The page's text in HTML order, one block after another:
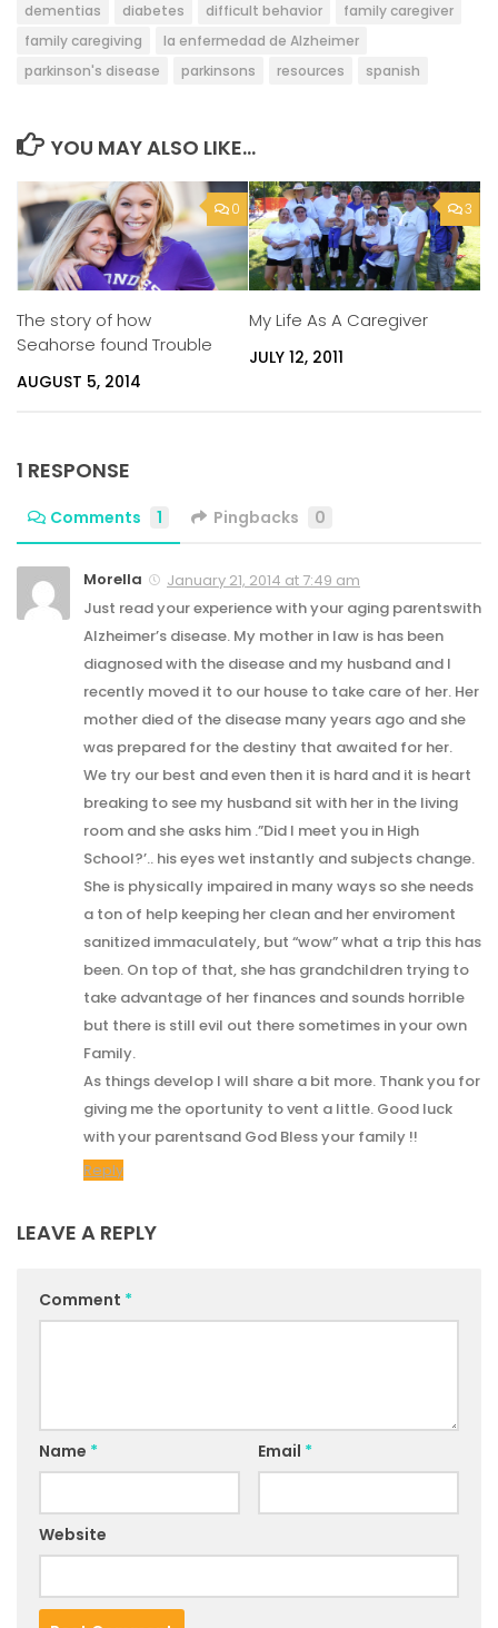
dementias
diabetes difficult behavior
family caregiver
family caregiving
la enfermedad de Alzheimer
parkinson's disease
parkinsons resources spanish
YOU MAY ALSO LIKE...
0
The story of how
Seahorse found Trouble
AUGUST 5, 2014
3
My Life As A Caregiver
JULY 12, 2011
1 RESPONSE
Comments 1 Pingbacks 0
Morella
January 21, 2014 at 7:49 am
Just read your experience with your aging parentswith
Alzheimer’s disease. My mother in law is has been
diagnosed with the disease and my husband and I
recently moved it to our house to take care of her. Her
mother died of the disease many years ago and she
was prepared for the destiny that awaited for her.
We try our best and even then it is hard and it is heart
breaking to see my husband sit with her in the living
room and she asks him .”Did I meet you in High
School?’.. his eyes wet instantly and subjects change.
She is physically impaired in many ways so she needs
a ton of help keeping her clean and her enviroment
sanitized immaculately, but “wow” what a trip this has
been. On top of that, she has grandchildren trying to
take advantage of her finances and sounds horrible
but there is still evil out there sometimes in your own
Family.
As things develop I will share a bit more. Thank you for
giving me the oportunity to vent a little. Good luck
with your parentsand God Bless your family !!
Reply
LEAVE A REPLY
Comment *
Name * Email *
Website